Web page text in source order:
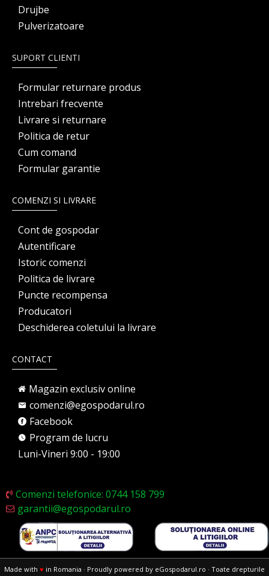
Drujbe
Pulverizatoare
SUPORT CLIENTI
Formular returnare produs
Intrebari frecvente
Livrare si returnare
Politica de retur
Cum comand
Formular garantie
COMENZI SI LIVRARE
Cont de gospodar
Autentificare
Istoric comenzi
Politica de livrare
Puncte recompensa
Producatori
Deschiderea coletului la livrare
CONTACT
Magazin exclusiv online
comenzi@egospodarul.ro
Facebook
Program de lucru
Luni-Vineri 9:00 - 19:00
Comenzi telefonice: 0744 158 799
garantii@egospodarul.ro
Made with ♥ in Romania · Proudly powered by eGospodarul.ro · Toate drepturile